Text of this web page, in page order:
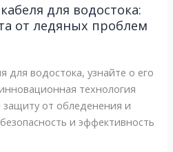
для водостока:
от ледяных проблем
водостока, узнайте о его
технология
от обледенения и
и эффективность